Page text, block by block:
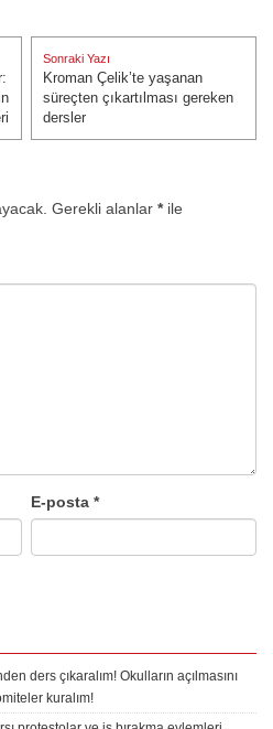
Sonraki Yazı
Sonraki Yazı:
Kroman Çelik’te yaşanan
süreçten çıkartılması gereken
dersler
Gerekli alanlar *ile
E-posta*
ders çıkaralım! Okulların açılmasını
kuralım!